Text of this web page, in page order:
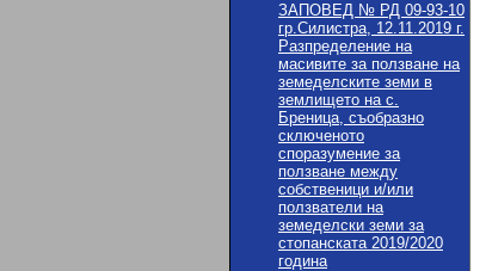
ЗАПОВЕД № РД 09-93-10
гр.Силистра, 12.11.2019 г.
Разпределение на
масивите за ползване на
земеделските земи в
землището на с.
Бреница, съобразно
сключеното
споразумение за
ползване между
собственици и/или
ползватели на
земеделски земи за
стопанската 2019/2020
година